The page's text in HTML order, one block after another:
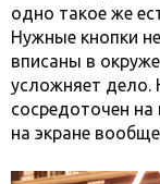
одно такое же
Нужные кнопки
вписаны в
усложняет дело.
сосредоточен на
на экране